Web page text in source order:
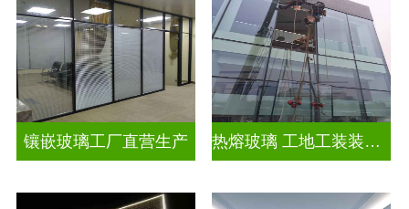
镶嵌玻璃工厂直营生产 热熔玻璃 工地工装装饰玻璃